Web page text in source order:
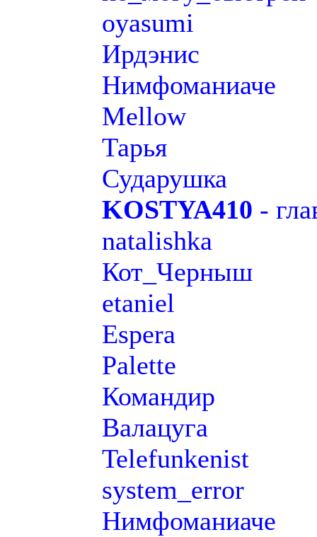
oyasumi
Ирдэнис
Нимфоманиаче
Mellow
Тарья
Сударушка
KOSTYA410 -
natalishka
Кот_Черныш
etaniel
Espera
Palette
Командир
Валацуга
Telefunkenist
system_error
Нимфоманиаче